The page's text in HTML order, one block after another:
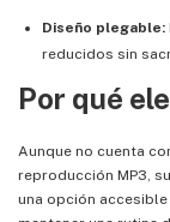
Diseño plegable:
reducidos sin
Por qué
Aunque no cuenta
reproducción MP3,
una opción